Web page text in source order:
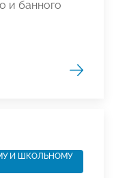
и банного
И ШКОЛЬНОМУ